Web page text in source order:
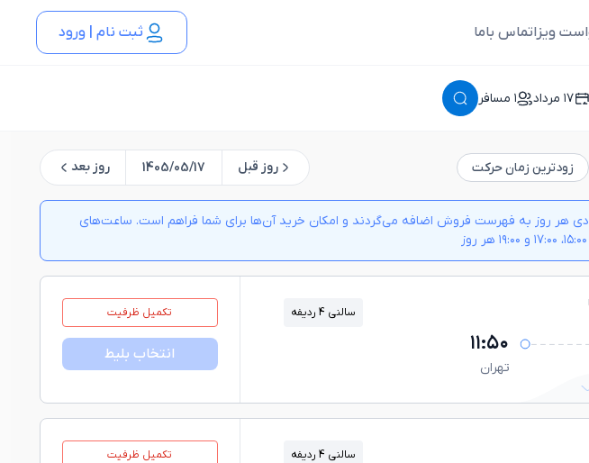
ویزاتماس باما ثبت نام | ورود
١٧ مرداد ١ مسافر
زودترین زمان حرکت روز قبل 1405/05/17 روز بعد
هر روز به فهرست فروش اضافه می‌گردند و امکان خرید آن‌ها برای شما فراهم است. ساعت‌های
۱۱:۵۰
تهران
سالنی 4 ردیفه تکمیل ظرفیت
انتخاب بلیط
سالنی 4 ردیفه تکمیل ظرفیت